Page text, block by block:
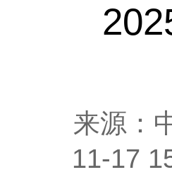
来源：
11-17